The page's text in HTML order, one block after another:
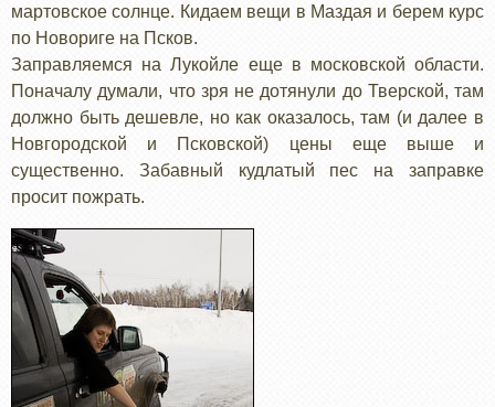
мартовское солнце. Кидаем вещи в Маздая и берем курс
по Новориге на Псков.
Заправляемся на Лукойле еще в московской области.
Поначалу думали, что зря не дотянули до Тверской, там
должно быть дешевле, но как оказалось, там (и далее в
Новгородской и Псковской) цены еще выше и
существенно. Забавный кудлатый пес на заправке
просит пожрать.